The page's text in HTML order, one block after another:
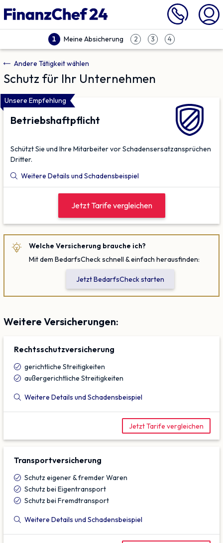
1 Meine Absicherung 2 3 4
Andere Tätigkeit wählen
Schutz für Ihr Unternehmen
Unsere Empfehlung
Betriebs­haftpflicht
Schützt Sie und Ihre Mitarbeiter vor Schadensersatz­ansprüchen
Dritter.
Weitere Details und Schadensbeispiel
Jetzt Tarife vergleichen
Welche Versicherung brauche ich?
Mit dem BedarfsCheck schnell & einfach herausfinden:
Jetzt BedarfsCheck starten
Weitere Versicherungen:
Rechtsschutz­versicherung
gerichtliche Streitigkeiten
außergerichtliche Streitigkeiten
Weitere Details und Schadensbeispiel
Jetzt Tarife vergleichen
Transport­versicherung
Schutz eigener & fremder Waren
Schutz bei Eigentransport
Schutz bei Fremdtransport
Weitere Details und Schadensbeispiel